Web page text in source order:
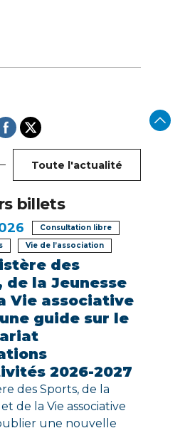
Toute l'actualité
billets
Consultation libre
Vie de l’association
des
de la Jeunesse
Vie associative
guide sur le
2026-2027
des Sports, de la
de la Vie associative
une nouvelle